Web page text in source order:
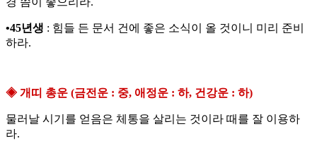
•45년생 : 힘들 든 문서 건에 좋은 소식이 올 것이니 미리 준비
하라.
◈ 개띠 총운 (금전운 : 중, 애정운 : 하, 건강운 : 하)
물러날 시기를 얻음은 체통을 살리는 것이라 때를 잘 이용하
라.